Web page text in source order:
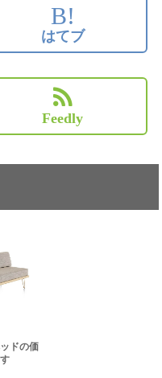
B!
はてブ
Feedly
ドの価